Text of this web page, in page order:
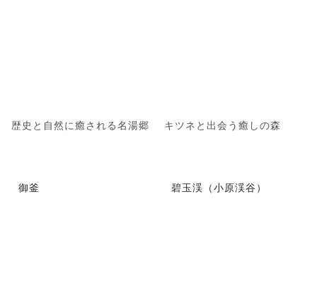
歴史と自然に癒される名湯郷 キツネと出会う癒しの森
御釜 碧玉渓（小原渓谷）